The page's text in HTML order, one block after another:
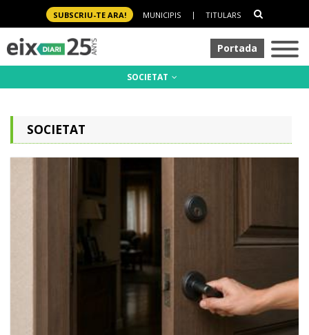
SUBSCRIU-TE ARA! MUNICIPIS | TITULARS
Portada
SOCIETAT
SOCIETAT